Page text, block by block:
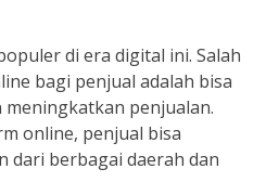
di era digital ini. Salah
bagi penjual adalah bisa
penjualan.
online, penjual bisa
dari berbagai daerah dan